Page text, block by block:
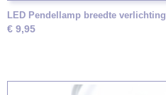
LED Pendellamp breedte verlichting
€ 9,95